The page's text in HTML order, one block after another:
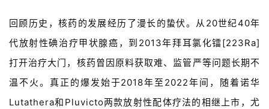
回顾历史，核药的发展经历了漫长的蛰伏。从 20世纪40年
代放射性碘治疗甲状腺癌，到 2013年拜耳氯化镭[223Ra]
打开治疗大门，核药曾因原料获取难、监管严等问题长期不
温不火。真正的爆发始于2018年至 2022年间，随着诺华
Lutathera和 Pluvicto两款放射性配体疗法的相继上市，尤